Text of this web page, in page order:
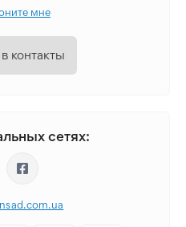
мне
контакты
сетях: